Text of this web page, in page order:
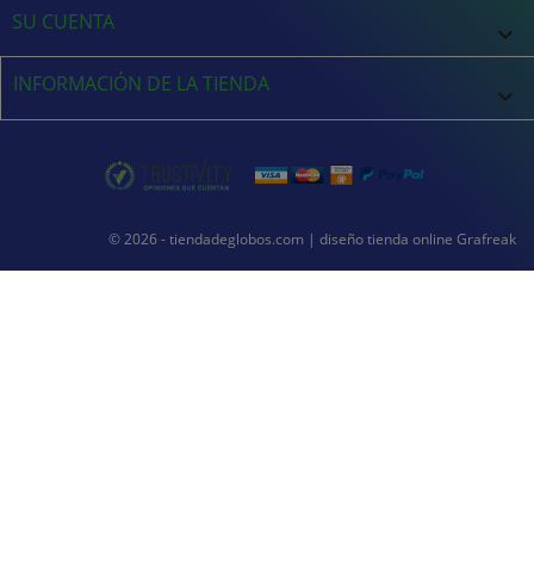
SU CUENTA 
INFORMACIÓN DE LA TIENDA keyboard_arrow_down
© 2026 - tiendadeglobos.com | diseño tienda online Grafreak